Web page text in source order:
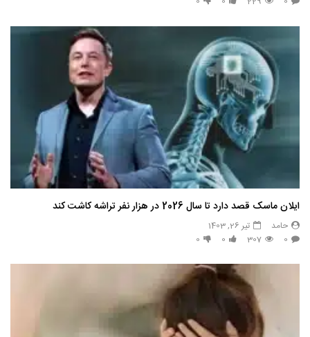
ایلان ماسک قصد دارد تا سال 2026 در هزار نفر تراشه کاشت کند
حامد
تیر 26, 1403
0
307
0
0